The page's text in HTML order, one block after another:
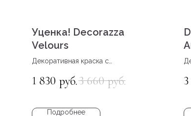
Уценка! Decorazza
Velours
Декоративная краска с
1 830 руб.3 660 руб.
Подробнее